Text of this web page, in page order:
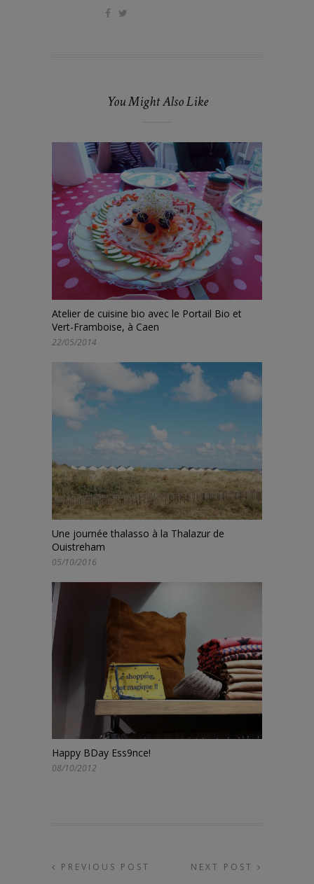
You Might Also Like
Atelier de cuisine bio avec le Portail Bio et
Vert-Framboise, à Caen
22/05/2014
Une journée thalasso à la Thalazur de
Ouistreham
05/10/2016
Happy BDay Ess9nce!
08/10/2012
PREVIOUS POST NEXT POST